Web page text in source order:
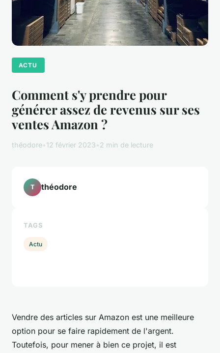
ACTU
Comment s'y prendre pour
générer assez de revenus sur ses
ventes Amazon ?
théodore•12 février 2023•2 min de lecture
Vendre des articles sur Amazon est une meilleure
option pour se faire rapidement de l'argent.
Toutefois, pour mener à bien ce projet, il est
T théodore
TAGS
Actu